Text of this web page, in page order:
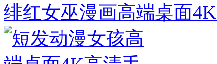
绯红女巫漫画高端桌面